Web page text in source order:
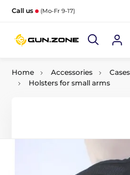
Call us (Mo-Fr 9-17)
Home Accessories
Holsters for small arms